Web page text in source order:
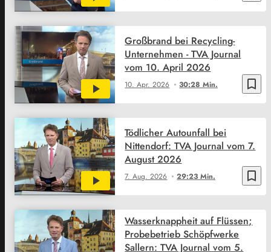
bookmark_border
10. Apr. 2026 30:28 Min.
Großbrand bei Recycling-
Unternehmen - TVA Journal
vom 10. April 2026
bookmark_border
7. Aug. 2026 29:23 Min.
Tödlicher Autounfall bei
Nittendorf: TVA Journal vom 7.
August 2026
Wasserknappheit auf Flüssen;
Probebetrieb Schöpfwerke
Sallern: TVA Journal vom 5.